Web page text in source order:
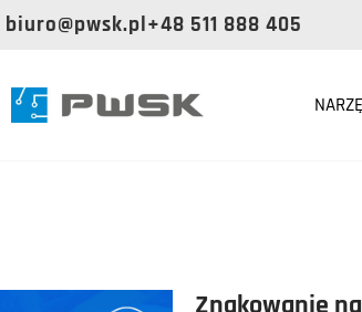
biuro@pwsk.pl+48 511 888 405
Znakowanie